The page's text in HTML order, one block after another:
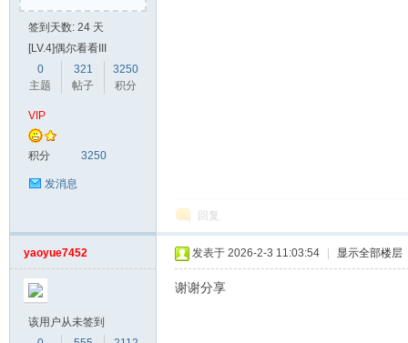
签到天数: 24 天
[LV.4]偶尔看看III
0
主题
321
帖子
3250
积分
VIP
积分 3250
发消息
回复
yaoyue7452
该用户从未签到
发表于 2026-2-3 11:03:54 显示全部楼层
谢谢分享